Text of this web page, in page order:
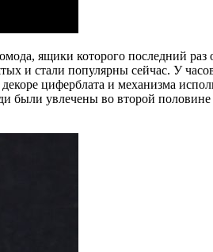
ящики которого последний
и стали популярны сейчас. У
циферблата и механизма
были увлечены во второй